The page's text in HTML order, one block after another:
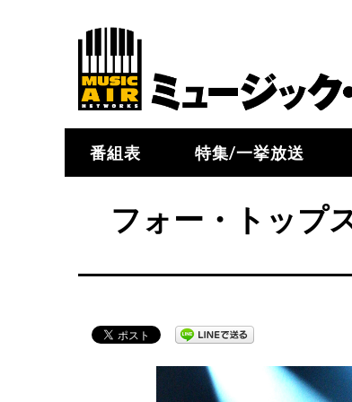
番組表 特集/一挙放送
フォー・トップ